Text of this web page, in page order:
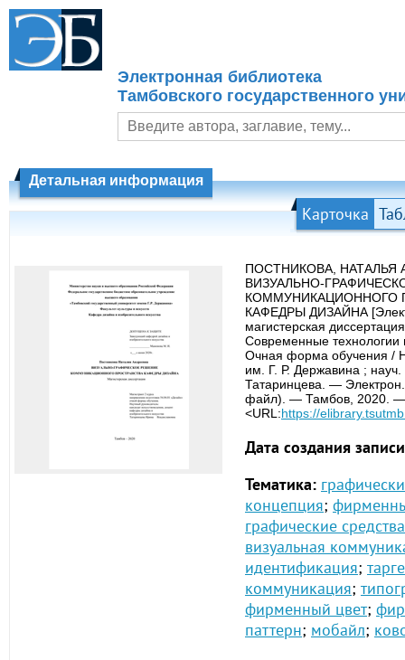
Электронная библиотека
Тамбовского государственного
Детальная информация
Карточка
ПОСТНИКОВА, НАТАЛЬЯ
ВИЗУАЛЬНО-
КОММУНИКАЦИОННОГО
КАФЕДРЫ ДИЗАЙНА
магистерская
Современные технологии
Очная форма обучения
им. Г. Р. Державина ;
Татаринцева. —
файл). — Тамбов, 2020. —
<URL:https://
Дата создания
Тематика:
концепция;
графические средства
визуальная
идентификация;
коммуникация;
фирменный цвет;
паттерн; мобайл;